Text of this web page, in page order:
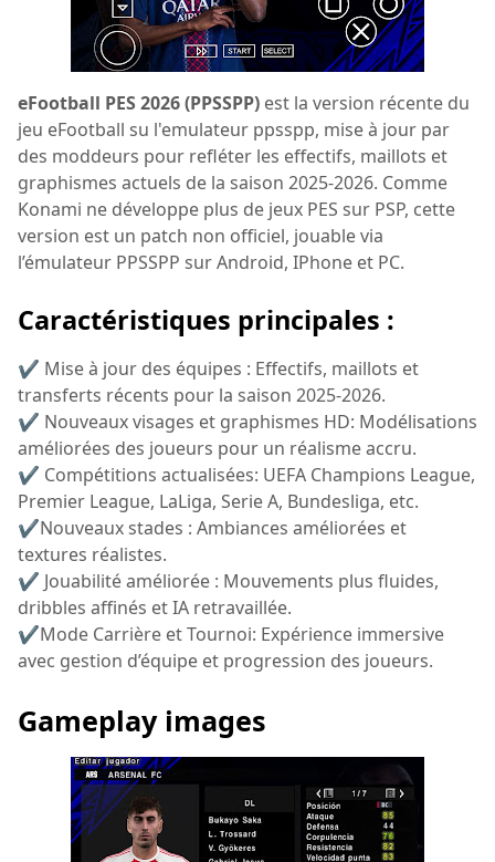
eFootball PES 2026 (PPSSPP) est la version récente du
jeu eFootball su l'emulateur ppsspp, mise à jour par
des moddeurs pour refléter les effectifs, maillots et
graphismes actuels de la saison 2025-2026. Comme
Konami ne développe plus de jeux PES sur PSP, cette
version est un patch non officiel, jouable via
l’émulateur PPSSPP sur Android, IPhone et PC.
Caractéristiques principales :
✔ Mise à jour des équipes : Effectifs, maillots et
transferts récents pour la saison 2025-2026.
✔ Nouveaux visages et graphismes HD: Modélisations
améliorées des joueurs pour un réalisme accru.
✔ Compétitions actualisées: UEFA Champions League,
Premier League, LaLiga, Serie A, Bundesliga, etc.
✔Nouveaux stades : Ambiances améliorées et
textures réalistes.
✔ Jouabilité améliorée : Mouvements plus fluides,
dribbles affinés et IA retravaillée.
✔Mode Carrière et Tournoi: Expérience immersive
avec gestion d’équipe et progression des joueurs.
Gameplay images